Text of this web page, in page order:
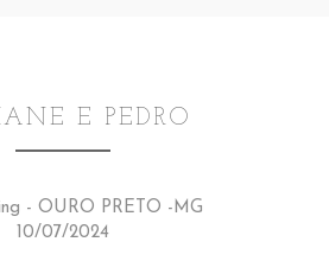
E PEDRO
- OURO PRETO -MG
10/07/2024